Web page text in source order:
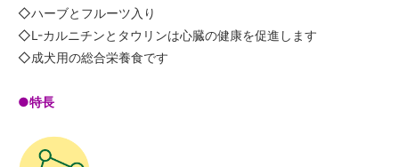
◇ハーブとフルーツ入り
◇L-カルニチンとタウリンは心臓の健康を促進します
◇成犬用の総合栄養食です
●特長